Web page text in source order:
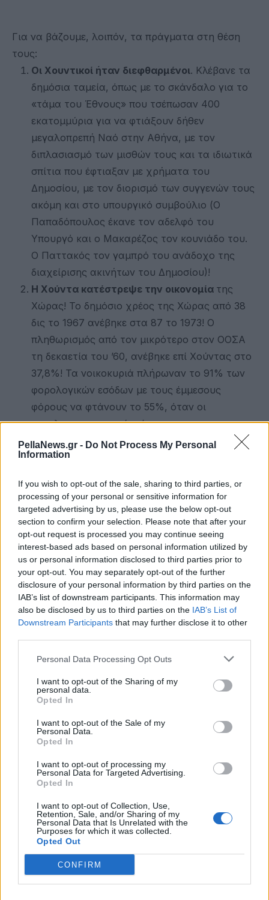
PellaNews.gr - Do Not Process My Personal
Information
If you wish to opt-out of the sale, sharing to third parties, or
processing of your personal or sensitive information for
targeted advertising by us, please use the below opt-out
section to confirm your selection. Please note that after your
opt-out request is processed you may continue seeing
interest-based ads based on personal information utilized by
us or personal information disclosed to third parties prior to
your opt-out. You may separately opt-out of the further
disclosure of your personal information by third parties on the
IAB’s list of downstream participants. This information may
also be disclosed by us to third parties on the IAB’s List of
Downstream Participants that may further disclose it to other
Personal Data Processing Opt Outs
I want to opt-out of the Sharing of my
personal data.
Opted In
I want to opt-out of the Sale of my
Personal Data.
Opted In
I want to opt-out of processing my
Personal Data for Targeted Advertising.
Opted In
I want to opt-out of Collection, Use,
Retention, Sale, and/or Sharing of my
Personal Data that Is Unrelated with the
Purposes for which it was collected.
Opted Out
CONFIRM
Για να βάζουμε, λοιπόν, τα πράγματα στη θέση
τους:
Οι Χουντικοί ήταν διεφθαρμένοι. Κλέβανε τα
δημόσια ταμεία, όπως με το σκάνδαλο για το
«τάμα του Έθνους» που τσέπωσαν 400
εκατομμύρια για να φτιάξουν δήθεν
μεγαλοπρεπή Ναό στην Αθήνα, με τον
διπλασιασμό των μισθών τους και τα ιδιωτικά
σπίτια που έφτιαξαν με χρήματα του
Δημοσίου, με τον διορισμό των συγγενών τους
ακόμη και στο υπουργικό συμβούλιο (Ο
Παπαδόπουλος έκανε τον αδελφό του
Υπουργό και ο Μακαρέζος τον κουνιάδο του.
Ο Παττακός τον γαμπρό του ανάδοχο της
διαχείρισης ακινήτων του Δημοσίου)!
Η Χούντα κατέστρεψε την οικονομία της
Χώρας! Το δημόσιο χρέος της Χώρας από 38
δις το 1967 ανέβηκε στα 87 το 1973! Ο
πληθωρισμός από τον μικρότερο στον ΟΟΣΑ
τη δεκαετία του ’60, ανέβηκε επί Χούντας στο
37,8%! Τα νοικοκυριά πλήρωναν το 91% των
φορολογικών εσόδων με τους έμμεσους
φόρους να φτάνουν το 55%, όταν οι
μεγαλοεπιχειρηματίες έπαιρναν
φοροαπαλλαγές με αντάλλαγμα υποσχέσεις
για επενδύσεις που δεν έκαναν ποτέ!
έργακαι υποδομές που ήταν μακέτες! Εκτός
από τα ανέξοδα έργα με τη συνδρομή του
στρατού, οι δικτάτορες εγκαινίαζαν υποδομές
με εξαγγελίες του αέρα, όπως με την Εγνατία
Οδό που υπογράφτηκε η κατασκευή της από
αμερικάνικη εταιρεία που πήρε 38
εκατομμύρια προκαταβολή κι έγινε άφαντη!
Η Χούντα κατέστρεψε τον πρωτογενή τομέα
και την Επαρχία! Παρά το λαϊκίστικο μέτρο
της διαγραφής των αγροτικών χρεών στην
αρχή της δικτατορίας, το κατά κεφαλήν
αγροτικό εισόδημα μειώθηκε, οι εξαγωγές
αγροτικών προϊόντων μειώθηκαν κατά 25%,
αγρότες της ελληνικής υπαίθρου αποτέλεσαν
το μεγαλύτερο μέρος των μεταναστών για τη
Γερμανία κατά την επταετία!
Οι δικτάτορες όχι απλώς δεν ήταν πατριώτες,
την εθνική τραγωδία στην Κύπρο. Αυτοί που
πήραν την εξουσία με το πρόσχημα του
εθνικού κινδύνου από τον κομμουνισμό,
απέδειξαν ότι οι μόνες στρατιωτικές
ικανότητες που είχαν ήταν για τους άοπλους